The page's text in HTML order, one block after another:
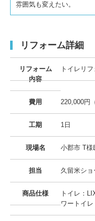
雰囲気も変えたい。
リフォーム詳細
リフォーム
内容
トイレリ
費用 220,000円
工期 1日
現場名 小郡市 T様
担当 久留米シ
商品仕様
トイレ：
ワートイレ